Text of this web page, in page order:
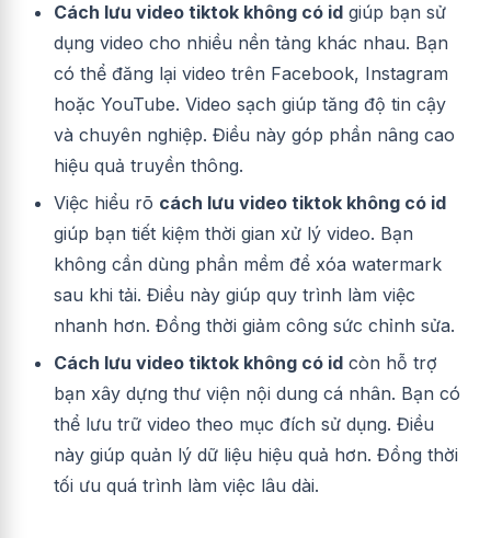
Cách lưu video tiktok không có id giúp bạn sử
dụng video cho nhiều nền tảng khác nhau. Bạn
có thể đăng lại video trên Facebook, Instagram
hoặc YouTube. Video sạch giúp tăng độ tin cậy
và chuyên nghiệp. Điều này góp phần nâng cao
hiệu quả truyền thông.
Việc hiểu rõ cách lưu video tiktok không có id
giúp bạn tiết kiệm thời gian xử lý video. Bạn
không cần dùng phần mềm để xóa watermark
sau khi tải. Điều này giúp quy trình làm việc
nhanh hơn. Đồng thời giảm công sức chỉnh sửa.
Cách lưu video tiktok không có id còn hỗ trợ
bạn xây dựng thư viện nội dung cá nhân. Bạn có
thể lưu trữ video theo mục đích sử dụng. Điều
này giúp quản lý dữ liệu hiệu quả hơn. Đồng thời
tối ưu quá trình làm việc lâu dài.